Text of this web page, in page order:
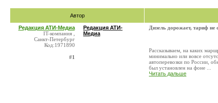
Автор
Редакция АТИ-Медиа
IT-компания ,
Санкт-Петербург
Код:1971890
#1
Редакция АТИ-
Медиа
Дизель дорожает, тариф не
Рассказываем, на каких
минимально или вовсе
автоперевозки по России,
был установлен на фоне ...
Читать дальше